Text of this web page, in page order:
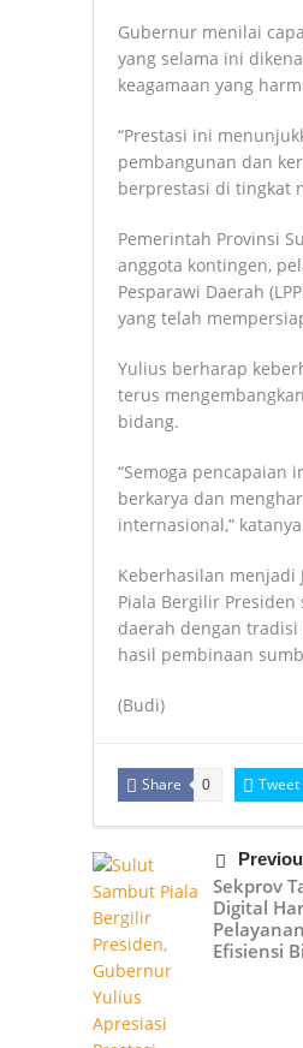
Gubernur menilai
yang selama ini
keagamaan yang
“Prestasi ini
pembangunan dan
berprestasi di tingkat
Pemerintah Provinsi
anggota kontingen,
Pesparawi Daerah
yang telah
Yulius berharap
terus
bidang.
“Semoga pencapaian
berkarya dan
internasional,”
Keberhasilan menjadi
Piala Bergilir
daerah dengan
hasil pembinaan
(Budi)
Share 0 Tweet
Sekprov
Digital
Efisiensi